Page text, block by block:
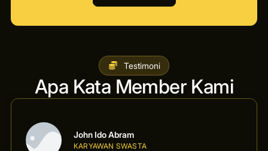
Testimoni
Apa Kata Member Kami
John Ido Abram
KARYAWAN SWASTA